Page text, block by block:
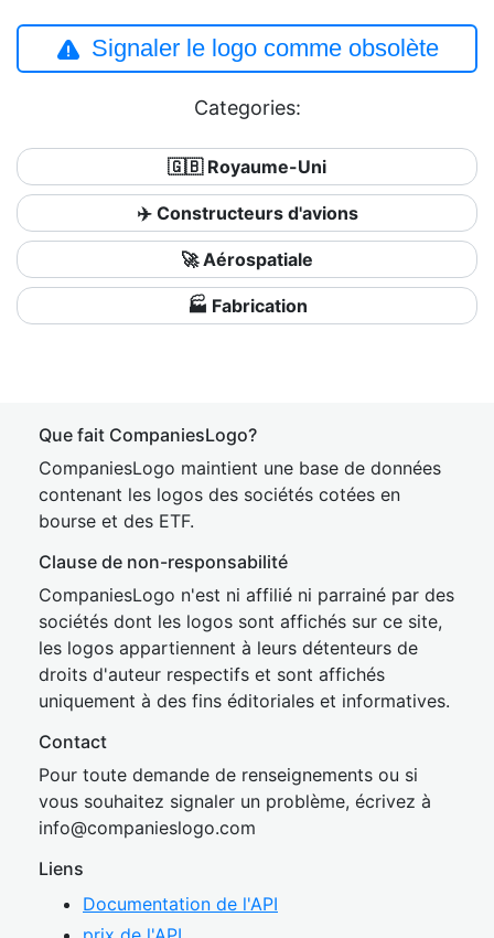
Signaler le logo comme obsolète
Categories:
🇬🇧 Royaume-Uni
✈️ Constructeurs d'avions
🚀 Aérospatiale
🏭 Fabrication
Que fait CompaniesLogo?
CompaniesLogo maintient une base de données
contenant les logos des sociétés cotées en
bourse et des ETF.
Clause de non-responsabilité
CompaniesLogo n'est ni affilié ni parrainé par des
sociétés dont les logos sont affichés sur ce site,
les logos appartiennent à leurs détenteurs de
droits d'auteur respectifs et sont affichés
uniquement à des fins éditoriales et informatives.
Contact
Pour toute demande de renseignements ou si
vous souhaitez signaler un problème, écrivez à
info@companieslogo.com
Liens
Documentation de l'API